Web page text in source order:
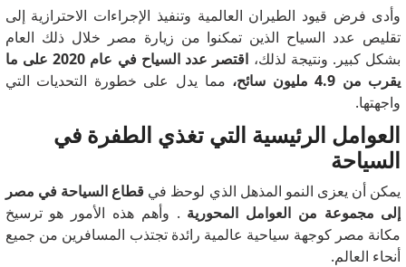
وأدى فرض قيود الطيران العالمية وتنفيذ الإجراءات الاحترازية إلى
تقليص عدد السياح الذين تمكنوا من زيارة مصر خلال ذلك العام
بشكل كبير. ونتيجة لذلك،
اقتصر عدد السياح في عام 2020 على ما
يقرب من 4.9 مليون سائح،
مما يدل على خطورة التحديات التي
واجهتها.
العوامل الرئيسية التي تغذي الطفرة في
السياحة
يمكن أن يعزى النمو المذهل الذي لوحظ في قطاع السياحة في مصر
إلى مجموعة من العوامل المحورية . وأهم هذه الأمور هو ترسيخ
مكانة مصر كوجهة سياحية عالمية رائدة تجتذب المسافرين من جميع
أنحاء العالم.